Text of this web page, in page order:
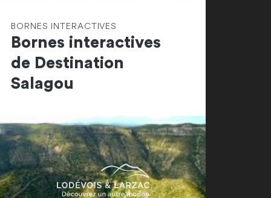
BORNES INTERACTIVES
Bornes interactives
de Destination
Salagou